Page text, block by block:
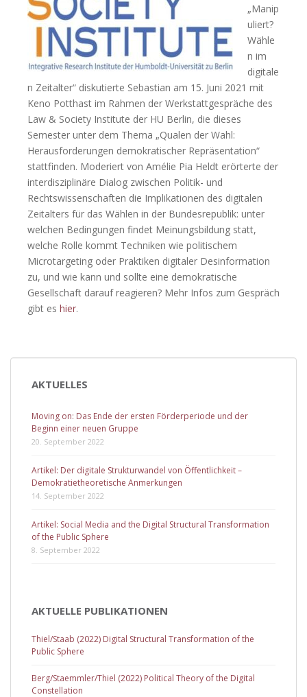
„Manip
uliert?
Wähle
n im
digitale
n Zeitalter“ diskutierte Sebastian am 15. Juni 2021 mit
Keno Potthast im Rahmen der Werkstattgespräche des
Law & Society Institute der HU Berlin, die dieses
Semester unter dem Thema „Qualen der Wahl:
Herausforderungen demokratischer Repräsentation“
stattfinden. Moderiert von Amélie Pia Heldt erörterte der
interdisziplinäre Dialog zwischen Politik- und
Rechtswissenschaften die Implikationen des digitalen
Zeitalters für das Wählen in der Bundesrepublik: unter
welchen Bedingungen findet Meinungsbildung statt,
welche Rolle kommt Techniken wie politischem
Microtargeting oder Praktiken digitaler Desinformation
zu, und wie kann und sollte eine demokratische
Gesellschaft darauf reagieren? Mehr Infos zum Gespräch
gibt es hier.
AKTUELLES
Moving on: Das Ende der ersten Förderperiode und der
Beginn einer neuen Gruppe
20. September 2022
Artikel: Der digitale Strukturwandel von Öffentlichkeit –
Demokratietheoretische Anmerkungen
14. September 2022
Artikel: Social Media and the Digital Structural Transformation
of the Public Sphere
8. September 2022
AKTUELLE PUBLIKATIONEN
Thiel/Staab (2022) Digital Structural Transformation of the
Public Sphere
Berg/Staemmler/Thiel (2022) Political Theory of the Digital
Constellation